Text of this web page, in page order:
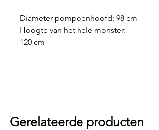
Diameter pompoenhoofd: 98 cm
Hoogte van het hele monster:
120 cm
Gerelateerde producten